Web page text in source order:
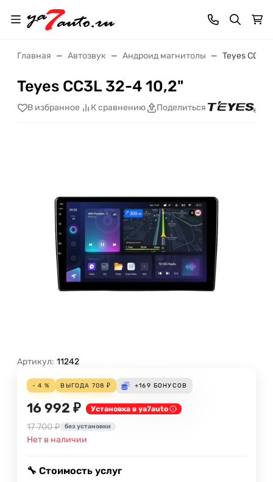
Главная Автозвук Андроид магнитолы Teyes CC3L
Teyes CC3L 32-4 10,2"
В избранное К сравнению Поделиться
Артикул: 11242
- 4 % ВЫГОДА 708 ₽ +169 БОНУСОВ
16 992 ₽ Установка в ya7auto
17 700 ₽ без установки
Нет в наличии
🔧 Стоимость услуг